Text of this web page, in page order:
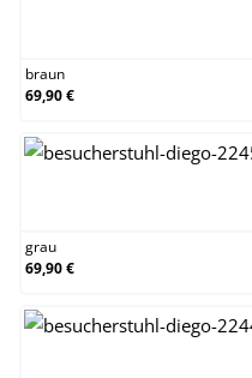
braun
69,90 €
grau
69,90 €